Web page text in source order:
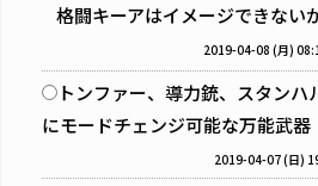
格闘キーアはイメージできない
2019-04-08 (月)
トンファー、導力銃、スタン
にモードチェンジ可能な万能武器
2019-04-07 (日)